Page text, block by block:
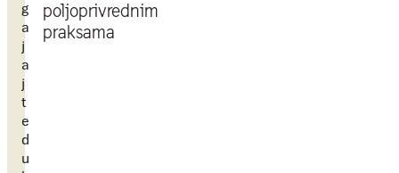
g
a
j
a
j
t
e
d
u
poljoprivrednim
praksama